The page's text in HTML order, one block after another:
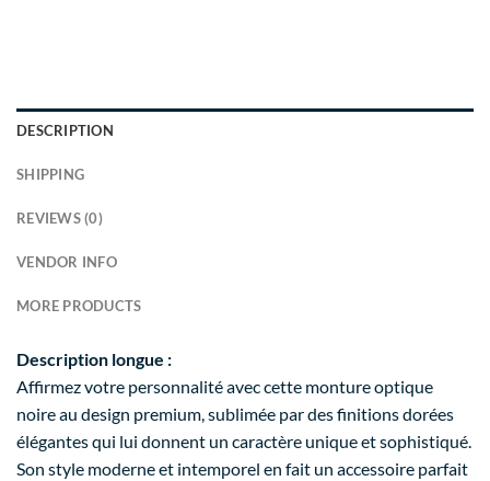
DESCRIPTION
SHIPPING
REVIEWS (0)
VENDOR INFO
MORE PRODUCTS
Description longue :
Affirmez votre personnalité avec cette monture optique
noire au design premium, sublimée par des finitions dorées
élégantes qui lui donnent un caractère unique et sophistiqué.
Son style moderne et intemporel en fait un accessoire parfait